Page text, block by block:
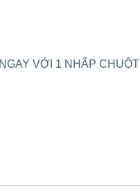
VỚI 1 NHẤP CHUỘT